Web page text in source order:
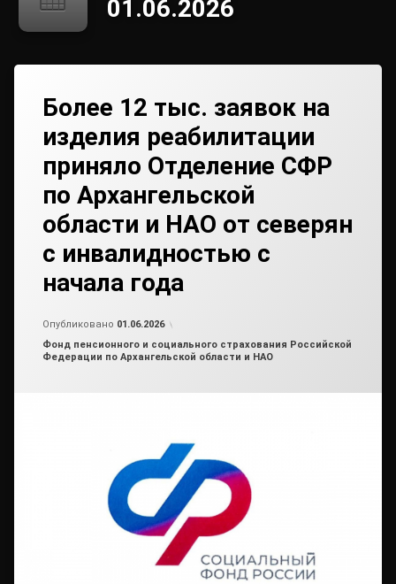
01.06.2026
Более 12 тыс. заявок на
изделия реабилитации
приняло Отделение СФР
по Архангельской
области и НАО от северян
с инвалидностью с
начала года
Опубликовано 01.06.2026
Рубрики:
Фонд пенсионного и социального страхования Российской
Федерации по Архангельской области и НАО